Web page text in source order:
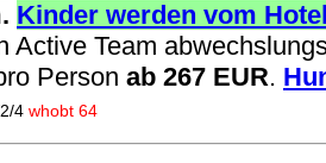
Kinder werden vom
Active Team
Person ab 267 EUR.
4 whobt 64